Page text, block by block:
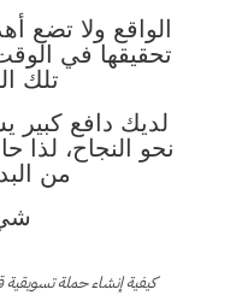
الواقع ولا تضع
تحقيقها في
تلك
لديك دافع كبير
نحو النجاح، لذا
من
كيفية إنشاء حملة تسويقية قوية